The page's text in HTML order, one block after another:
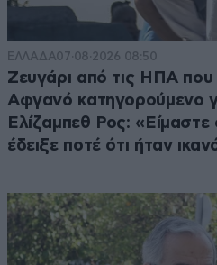
ΕΛΛΑΔΑ07·08·2026 08:50
Ζευγάρι από τις ΗΠΑ που
Αφγανό κατηγορούμενο
Ελίζαμπεθ Ρος: «Είμαστε
έδειξε ποτέ ότι ήταν